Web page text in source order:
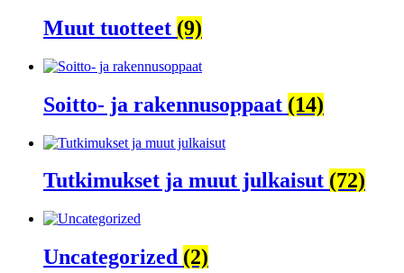
Muut tuotteet (9)
Soitto- ja rakennusoppaat (14)
Tutkimukset ja muut julkaisut (72)
Uncategorized (2)